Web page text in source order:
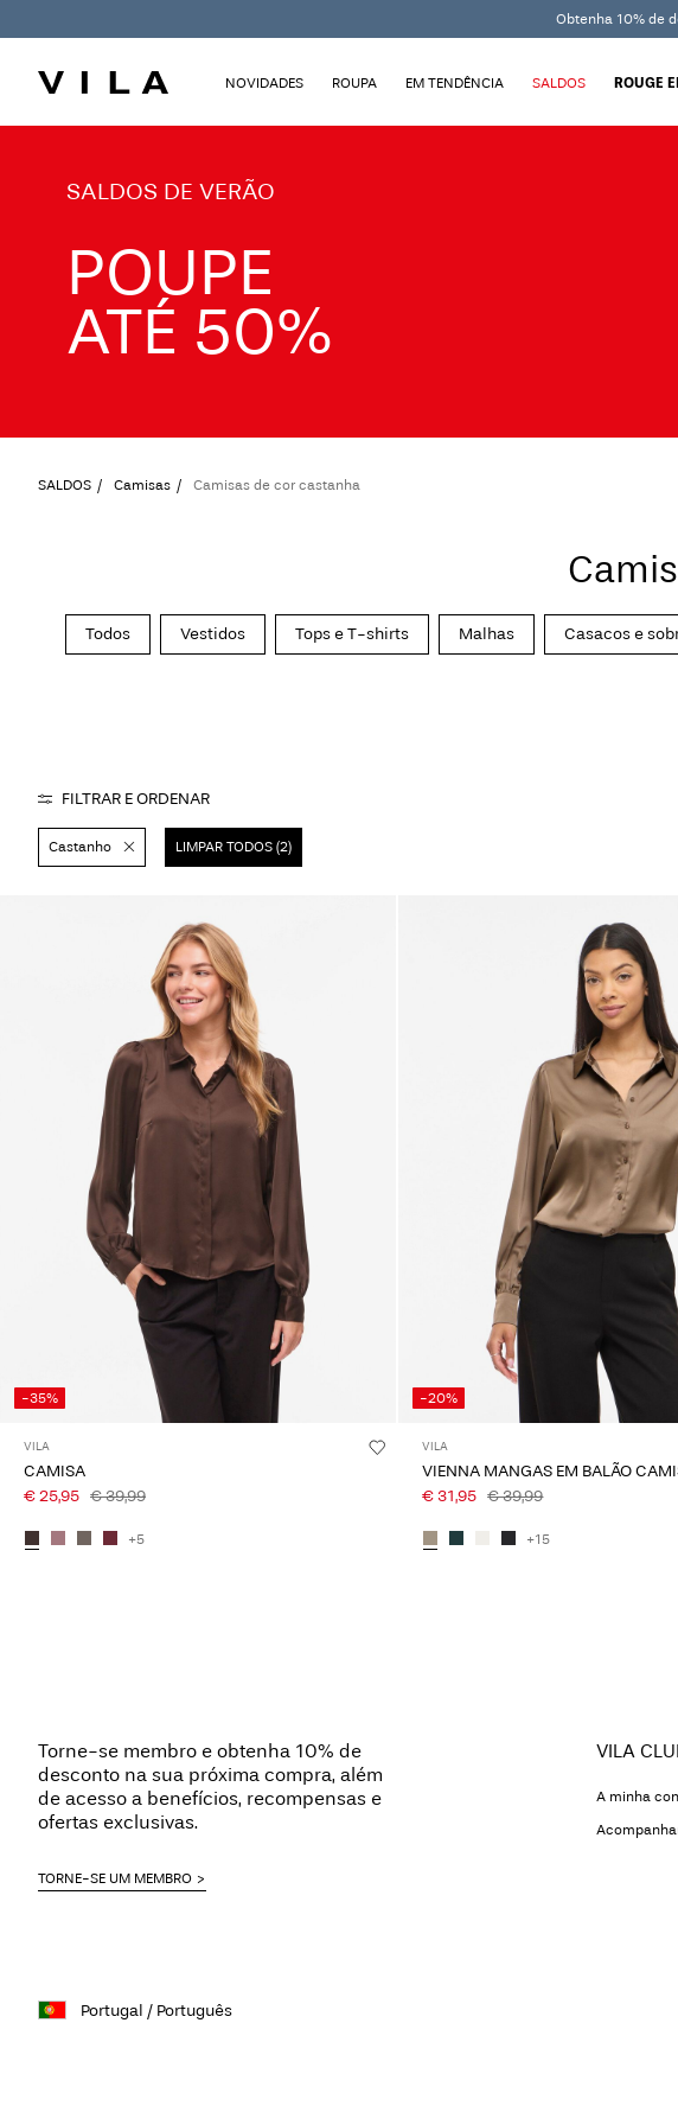
Obtenha 10% de
NOVIDADES ROUPA EM TENDÊNCIA SALDOS ROUGE
SALDOS DE VERÃO
POUPE
ATÉ 50%
SALDOS Camisas Camisas de cor castanha
Todos Vestidos Tops e T-shirts Malhas Casacos e
FILTRAR E ORDENAR
Castanho LIMPAR TODOS (2)
-35%
VILA
CAMISA
€ 25,95 € 39,99
+5
-20%
VILA
VIENNA MANGAS EM BALÃO
€ 31,95 € 39,99
+15
Torne-se membro e obtenha 10% de
desconto na sua próxima compra, além
de acesso a benefícios, recompensas e
ofertas exclusivas.
TORNE-SE UM MEMBRO
VILA
A minha
Portugal / Português